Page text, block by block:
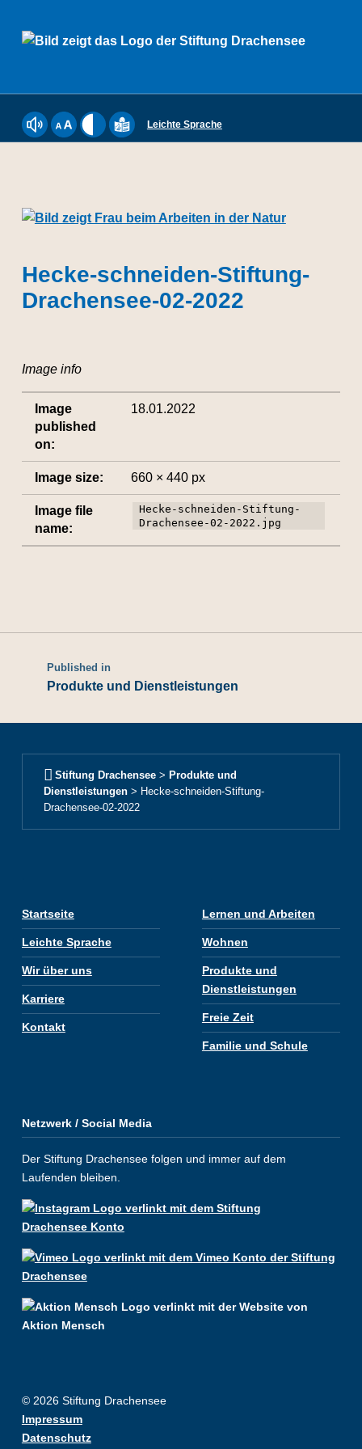
Leichte Sprache
Hecke-schneiden-Stiftung-
Drachensee-02-2022
Image info
Image
published
on:
18.01.2022
Image size: 660 × 440 px
Image file
name:
Hecke-schneiden-Stiftung-
Drachensee-02-2022.jpg
Published in
Produkte und Dienstleistungen
Stiftung Drachensee >Produkte und
Dienstleistungen> Hecke-schneiden-Stiftung-
Drachensee-02-2022
Startseite
Leichte Sprache
Wir über uns
Karriere
Kontakt
Lernen und Arbeiten
Wohnen
Produkte und
Dienstleistungen
Freie Zeit
Familie und Schule
Netzwerk / Social Media
Der Stiftung Drachensee folgen und immer auf dem
Laufenden bleiben.
© 2026 Stiftung Drachensee
Impressum
Datenschutz